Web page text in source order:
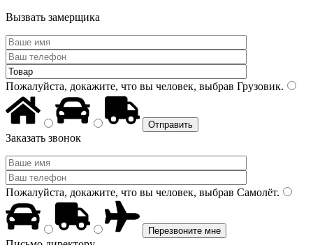
Вызвать замерщика
Пожалуйста, докажите, что вы человек, выбрав Грузовик.
Заказать звонок
Пожалуйста, докажите, что вы человек, выбрав Самолёт.